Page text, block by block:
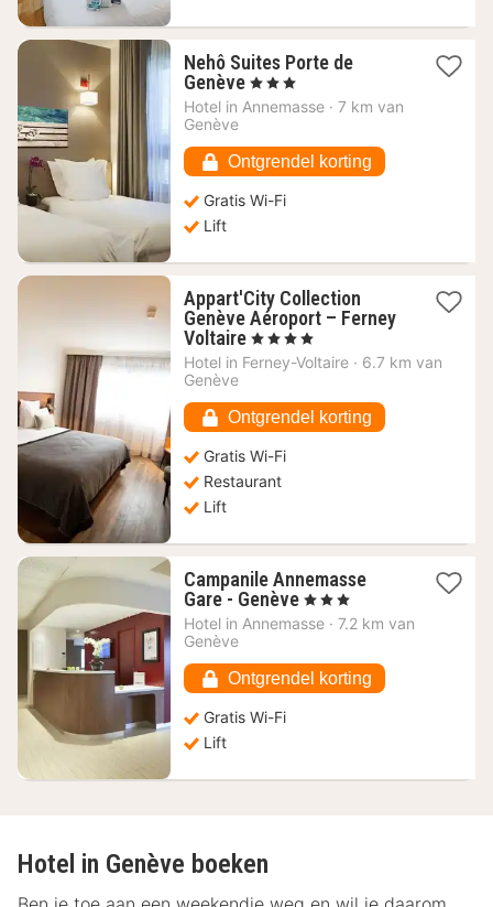
Nehô Suites Porte de
Genève 1
nacht
€
, 3 Sterren
Hotel in Annemasse · 7 km van
Genève
Ontgrendel korting
Gratis Wi-Fi
Lift
Appart'City Collection
Genève Aéroport – Ferney
Voltaire 1
nacht
vanaf
€
, 4 Sterren
Hotel in Ferney-Voltaire · 6.7 km van
Genève
Ontgrendel korting
Gratis Wi-Fi
Restaurant
Lift
Campanile Annemasse
Gare - Genève 1
nacht
€
, 3 Sterren
Hotel in Annemasse · 7.2 km van
Genève
Ontgrendel korting
Gratis Wi-Fi
Lift
Hotel in Genève boeken